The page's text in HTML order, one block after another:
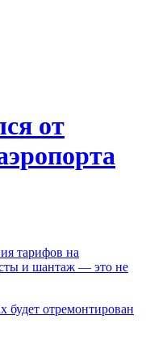
от
тарифов на
и шантаж — это не
отремонтирован